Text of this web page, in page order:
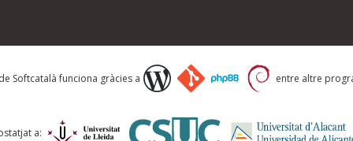
Softcatalà funciona gràcies a entre altre
a: